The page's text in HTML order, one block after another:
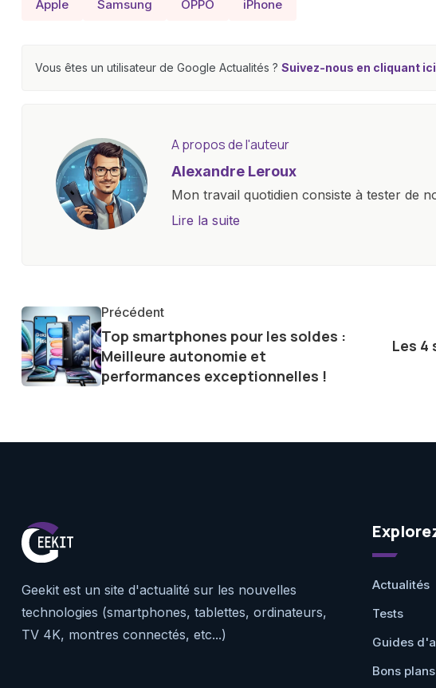
Apple Samsung OPPO iPhone
Vous êtes un utilisateur de Google Actualités ? Suivez-nous en cliquant ici
A propos de l'auteur
Alexandre Leroux
Mon travail quotidien consiste à tester de
objectives, à couvrir des lancements de
Lire la suite
Précédent
Top smartphones pour les soldes :
Meilleure autonomie et
performances exceptionnelles !
Les 4
Geekit est un site d'actualité sur les nouvelles
technologies (smartphones, tablettes, ordinateurs,
TV 4K, montres connectés, etc...)
Actualités
Tests
Guides
Bons plans